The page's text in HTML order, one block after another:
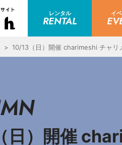
レンタル
RENTAL
イ
10/13（日）開催 charimeshi チャリ
日）開催